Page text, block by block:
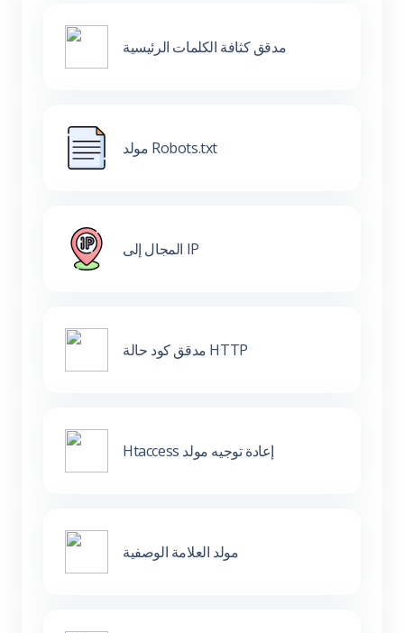
مدقق كثافة الكلمات الرئيسية
مولد Robots.txt
المجال إلى IP
مدقق كود حالة HTTP
Htaccess إعادة توجيه مولد
مولد العلامة الوصفية